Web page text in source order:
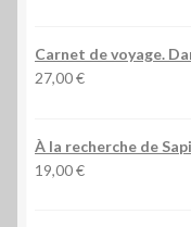
Carnet de voyage.
27,00€
À la recherche de
19,00€